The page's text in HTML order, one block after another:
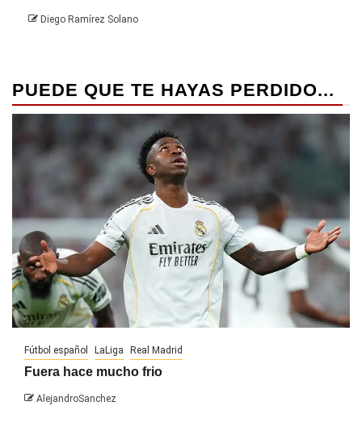
Diego Ramírez Solano
PUEDE QUE TE HAYAS PERDIDO...
Fútbol español LaLiga Real Madrid
Fuera hace mucho frio
AlejandroSanchez